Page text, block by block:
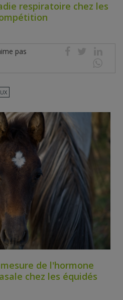
respiratoire chez les
pas
de l'hormone
chez les équidés